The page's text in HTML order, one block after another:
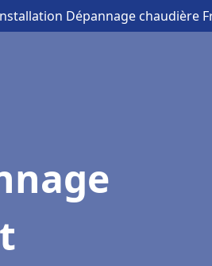
Dépannage chaudière